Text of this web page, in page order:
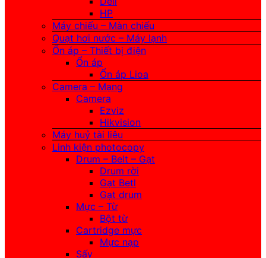
HP
Máy chiếu – Màn chiếu
Quạt hơi nước – Máy lạnh
Ổn áp – Thiết bị điện
Ổn áp
Ổn áp Lioa
Camera – Mạng
Camera
Ezviz
Hikvision
Máy huỷ tài liệu
Linh kiện photocopy
Drum – Belt – Gạt
Drum rời
Gạt Betl
Gạt drum
Mực – Từ
Bột từ
Cartridge mực
Mực nạp
Sấy